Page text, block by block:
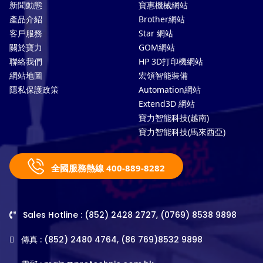
新聞動態
產品介紹
客戶服務
關於寶力
聯絡我們
網站地圖
隱私保護政策
寶惠機械網站
Brother網站
Star 網站
GOM網站
HP 3D打印機網站
宏領智能裝備
Automation網站
Extend3D 網站
寶力智能科技(越南)
寶力智能科技(馬來西亞)
全國服務熱線 400-889-8282
Sales Hotline : (852) 2428 2727, (0769) 8538 9898
傳真 : (852) 2480 4764, (86 769)8532 9898